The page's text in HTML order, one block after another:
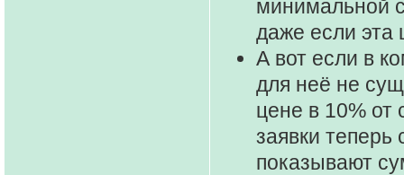
минимальной
даже если эта
А вот если в
для неё не
цене в 10% от
заявки
показывают